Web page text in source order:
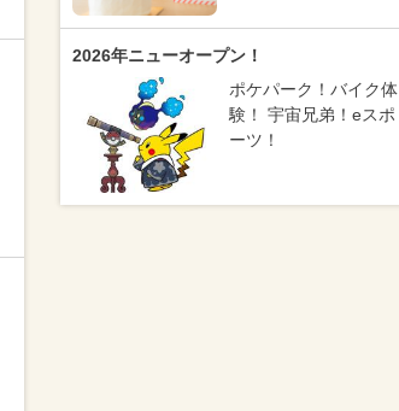
2026年ニューオープン！
ポケパーク！バイク体
験！ 宇宙兄弟！eスポ
ーツ！